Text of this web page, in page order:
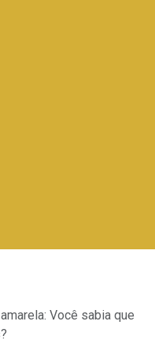
Você sabia que